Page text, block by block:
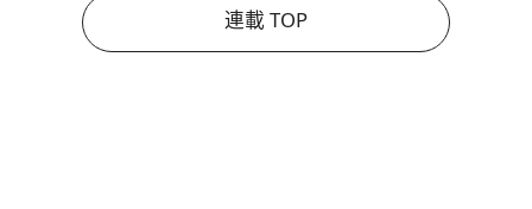
連載 TOP